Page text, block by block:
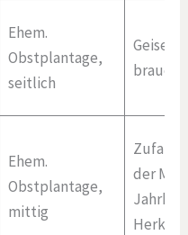
Ehem.
Obstplantage,
seitlich
Ehem.
Obstplantage,
mittig
der